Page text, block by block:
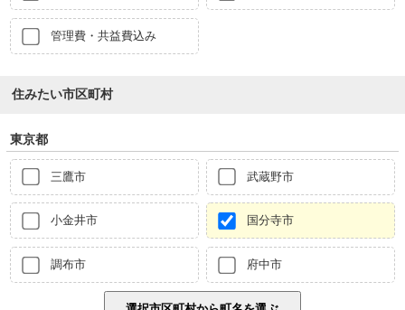
管理費・共益費込み
住みたい市区町村
東京都
三鷹市 武蔵野市
小金井市 国分寺市
調布市 府中市